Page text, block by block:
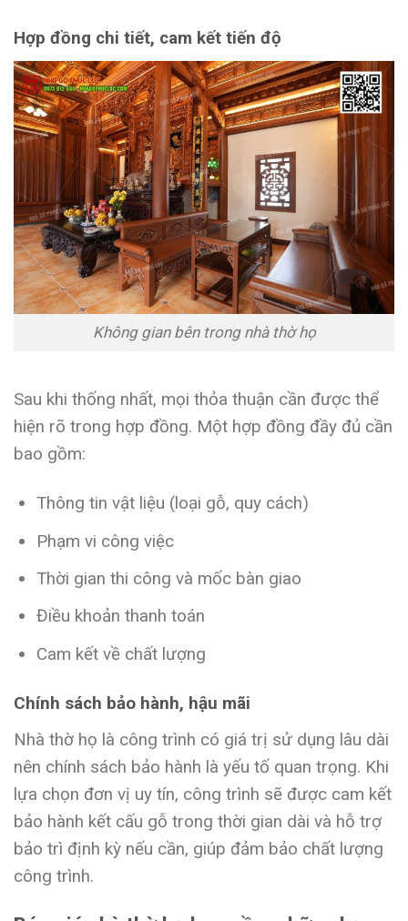
Hợp đồng chi tiết, cam kết tiến độ
Không gian bên trong nhà thờ họ
Sau khi thống nhất, mọi thỏa thuận cần được thể
hiện rõ trong hợp đồng. Một hợp đồng đầy đủ cần
bao gồm:
Thông tin vật liệu (loại gỗ, quy cách)
Phạm vi công việc
Thời gian thi công và mốc bàn giao
Điều khoản thanh toán
Cam kết về chất lượng
Chính sách bảo hành, hậu mãi
Nhà thờ họ là công trình có giá trị sử dụng lâu dài
nên chính sách bảo hành là yếu tố quan trọng. Khi
lựa chọn đơn vị uy tín, công trình sẽ được cam kết
bảo hành kết cấu gỗ trong thời gian dài và hỗ trợ
bảo trì định kỳ nếu cần, giúp đảm bảo chất lượng
công trình.